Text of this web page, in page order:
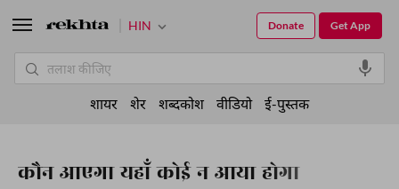
कौन आएगा यहाँ कोई न आया होगा
HIN Get App
Donate
शायर शेर शब्दकोश वीडियो ई-पुस्तक